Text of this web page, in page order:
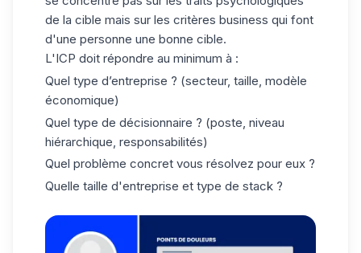
de la cible mais sur les critères business qui font
d'une personne une bonne cible.
L'ICP doit répondre au minimum à :
Quel type d’entreprise ? (secteur, taille, modèle
économique)
Quel type de décisionnaire ? (poste, niveau
hiérarchique, responsabilités)
Quel problème concret vous résolvez pour eux ?
Quelle taille d'entreprise et type de stack ?